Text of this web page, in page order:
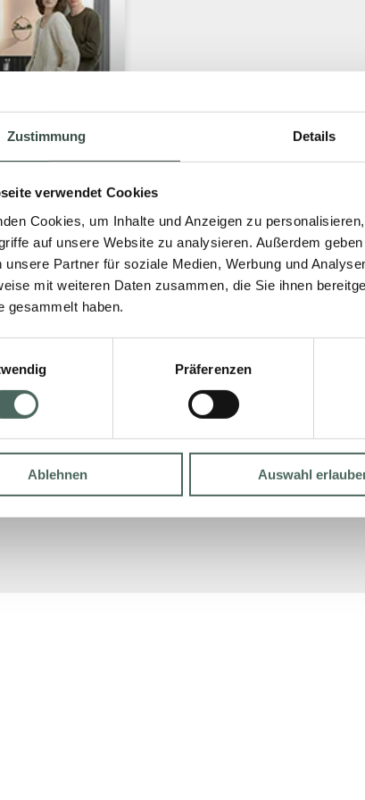
Zustimmung Details
verwendet Cookies
Cookies, um Inhalte und Anzeigen zu
auf unsere Website zu analysieren. Außerdem
unsere Partner für soziale Medien, Werbung und
mit weiteren Daten zusammen, die Sie ihnen
gesammelt haben.
Präferenzen
Ablehnen Auswahl
sie steckt
Handwerk.